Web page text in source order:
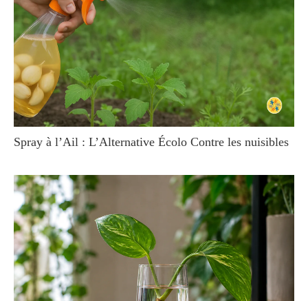
Spray à l’Ail : L’Alternative Écolo Contre les nuisibles